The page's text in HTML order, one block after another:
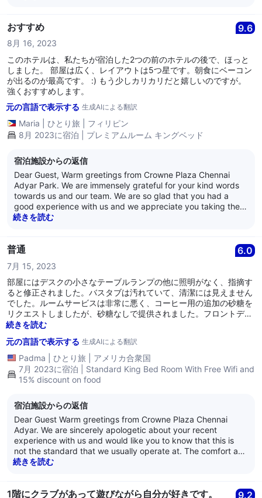
you. We eagerly look forward to hosting you again. Have a
Manager Crowne Plaza Chennai Adyar Park
おすすめ 9.6
8月 16, 2023
このホテルは、私たちが宿泊した2つの前のホテルの後で、ほっと
しました。 部屋は広く、レイアウトは5つ星です。朝食にベーコン
が出るのが最高です。 :) もう少しカリカリだと嬉しいのですが。
強くおすすめします。
元の言語で表示する 生成AIによる翻訳
Maria ひとり旅
フィリピン
8月 2023に宿泊 | プレミアムルーム キングベッド
宿泊施設からの返信
Dear Guest, Warm greetings from Crowne Plaza Chennai
Adyar Park. We are immensely grateful for your kind words
towards us and our team. We are so glad that you had a
good experience with us and we appreciate you taking the
time out to review us. Crowne Plaza Chennai Adyar Park
you. We eagerly look forward to hosting you again. Have a
Manager Crowne Plaza Chennai Adyar Park
続きを読む
普通 6.0
7月 15, 2023
部屋にはデスクの小さなテーブルランプの他に照明がなく、指摘す
ると修正されました。バスタブは汚れていて、清潔には見えません
でした。ルームサービスは非常に悪く、コーヒー用の追加の砂糖を
リクエストしましたが、砂糖なしで提供されました。フロントデス
クは良かったです。
続きを読む
元の言語で表示する 生成AIによる翻訳
Padma ひとり旅
アメリカ合衆国
7月 2023に宿泊 | Standard King Bed Room With Free Wifi and
15% discount on food
宿泊施設からの返信
Dear Guest Warm greetings from Crowne Plaza Chennai
Adyar. We are sincerely apologetic about your recent
experience with us and would like you to know that this is
not the standard that we usually operate at. The comfort and
experience of our guests and patrons is of utmost
point put forth by you in an in-depth manner. Thank you so
続きを読む
1階にクラブがあって遊びながら自分が好きです。 9.2